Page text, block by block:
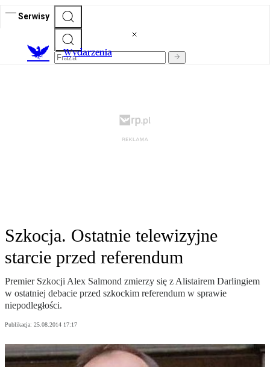
Serwisy
Wydarzenia
Szkocja. Ostatnie telewizyjne
starcie przed referendum
Premier Szkocji Alex Salmond zmierzy się z Alistairem Darlingiem
w ostatniej debacie przed szkockim referendum w sprawie
niepodległości.
Publikacja: 25.08.2014 17:17